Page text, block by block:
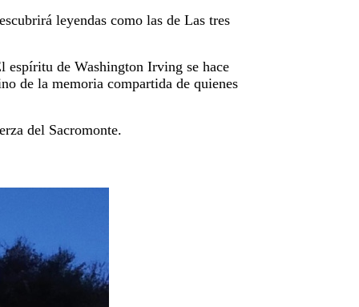
leyendas como las de Las tres
espíritu de Washington Irving se hace
de la memoria compartida de quienes
del Sacromonte.